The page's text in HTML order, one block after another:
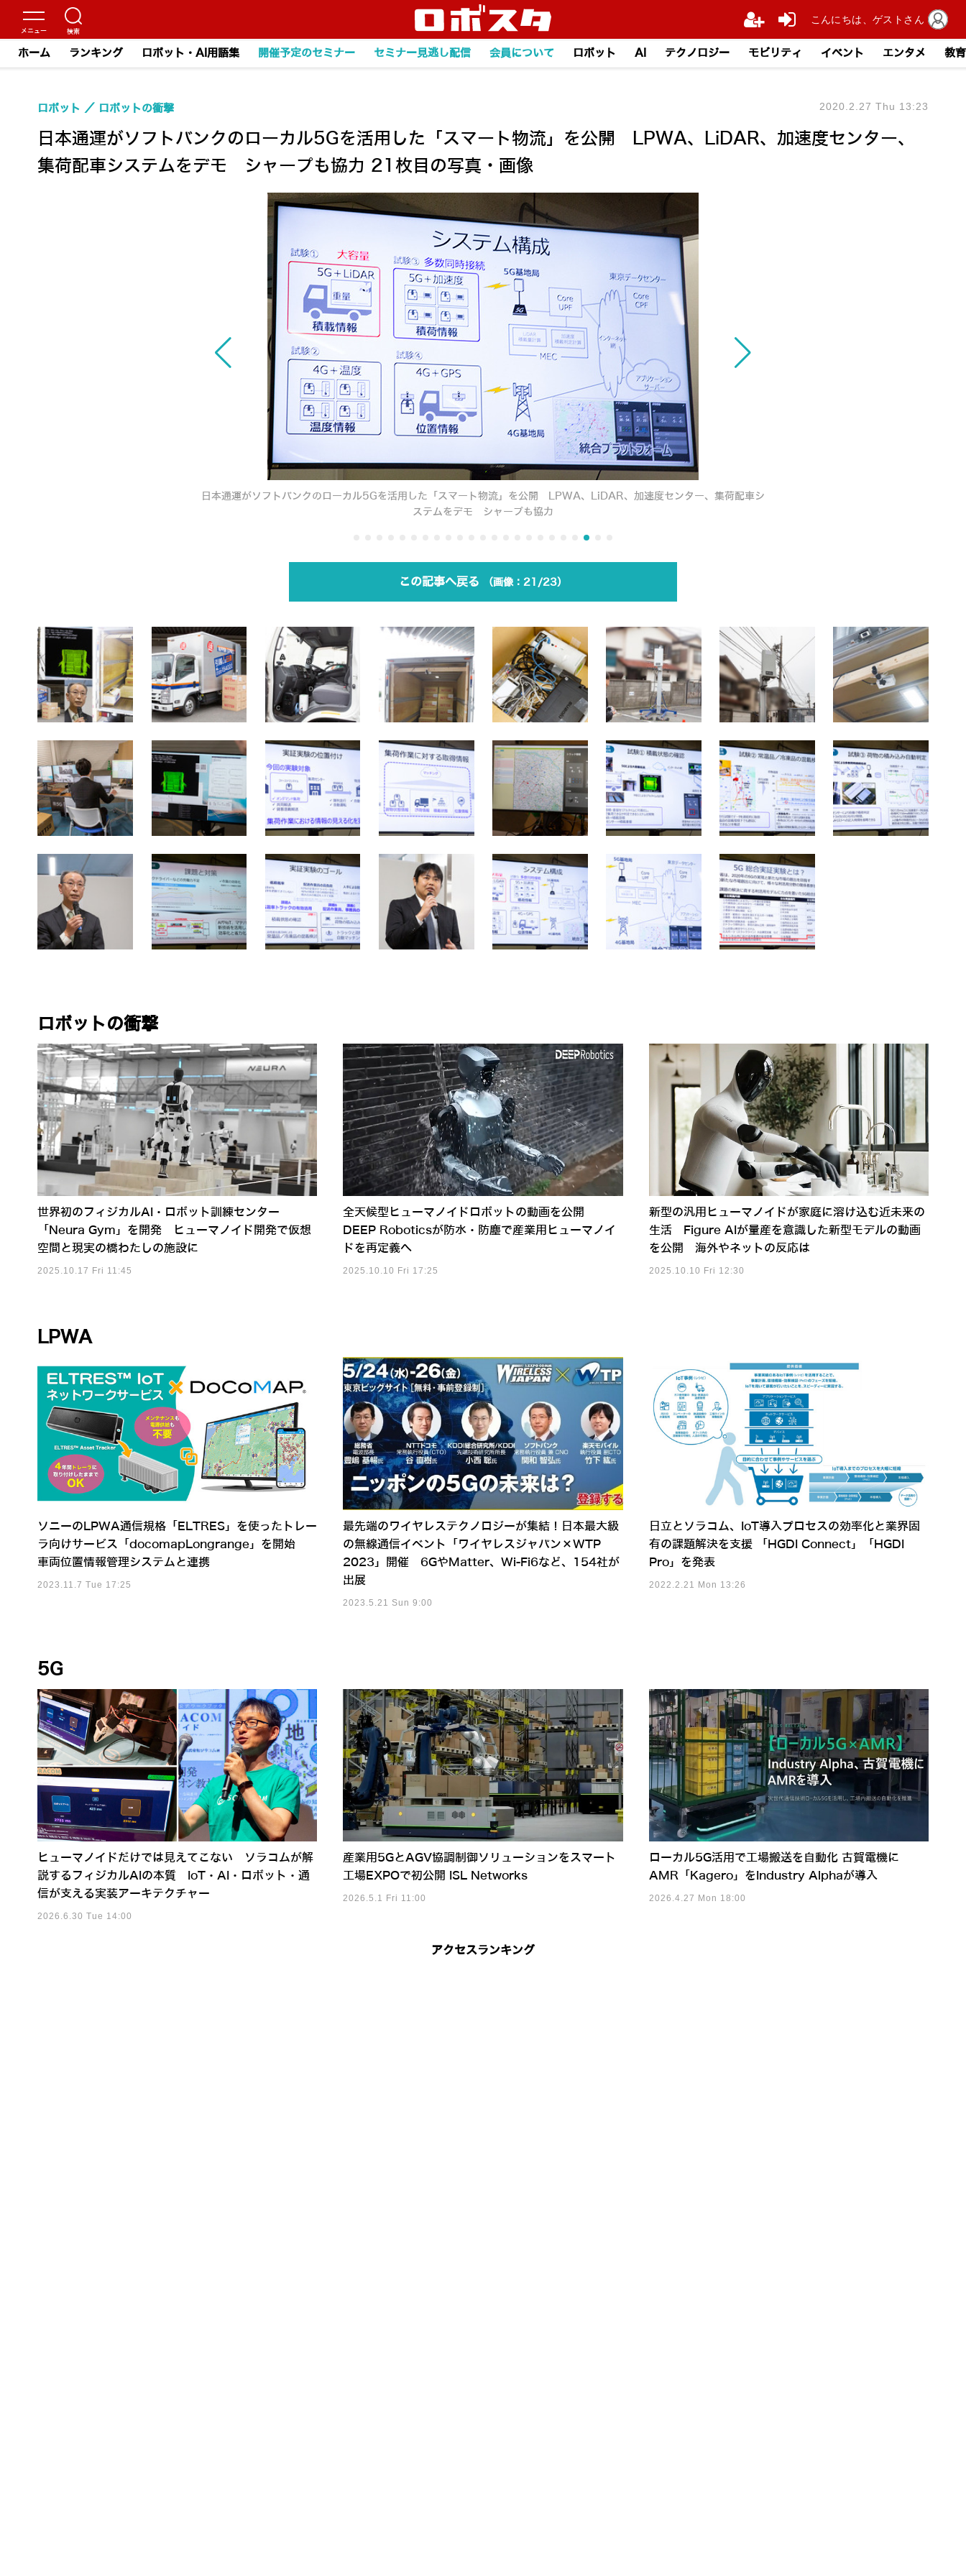
ホーム ランキング ロボット・AI用語集 開催予定のセミナー セミナー見逃し配信 会員について ロボット AI テクノロジー モビリティ イベント エンタメ 教育
日本通運がソフトバンクのローカル5Gを活用した「スマート物流」を公開 LPWA、LiDAR、加速度センター、
集荷配車システムをデモ シャープも協力 21枚目の写真・画像
ロボット ロボットの衝撃 2020.2.27 Thu 13:23
日本通運がソフトバンクのローカル5Gを活用した「スマート物流」を公開 LPWA、LiDAR、加速度センター、集荷配車シ
ステムをデモ シャープも協力
この記事へ戻る 21/23
ロボットの衝撃
世界初のフィジカルAI・ロボット訓練センター
「Neura Gym」を開発 ヒューマノイド開発で仮想
空間と現実の橋わたしの施設に
2025.10.17 Fri 11:45
全天候型ヒューマノイドロボットの動画を公開
DEEP Roboticsが防水・防塵で産業用ヒューマノイ
ドを再定義へ
2025.10.10 Fri 17:25
新型の汎用ヒューマノイドが家庭に溶け込む近未来の
生活 Figure AIが量産を意識した新型モデルの動画
を公開 海外やネットの反応は
2025.10.10 Fri 12:30
LPWA
ソニーのLPWA通信規格「ELTRES」を使ったトレー
ラ向けサービス「docomapLongrange」を開始
車両位置情報管理システムと連携
2023.11.7 Tue 17:25
最先端のワイヤレステクノロジーが集結！日本最大級
の無線通信イベント「ワイヤレスジャパン×WTP
2023」開催 6GやMatter、Wi-Fi6など、154社が
出展
2023.5.21 Sun 9:00
日立とソラコム、IoT導入プロセスの効率化と業界固
有の課題解決を支援 「HGDI Connect」「HGDI
Pro」を発表
2022.2.21 Mon 13:26
5G
ヒューマノイドだけでは見えてこない ソラコムが解
説するフィジカルAIの本質 IoT・AI・ロボット・通
信が支える実装アーキテクチャー
2026.6.30 Tue 14:00
産業用5GとAGV協調制御ソリューションをスマート
工場EXPOで初公開 ISL Networks
2026.5.1 Fri 11:00
ローカル5G活用で工場搬送を自動化 古賀電機に
AMR「Kagero」をIndustry Alphaが導入
2026.4.27 Mon 18:00
アクセスランキング
こんにちは、ゲストさん